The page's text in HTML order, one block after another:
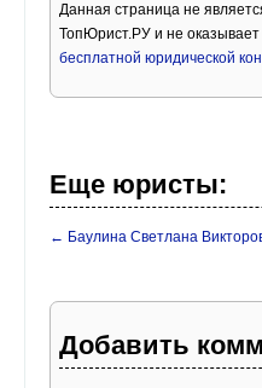
Данная страница не
ТопЮрист.РУ и не оказывает
бесплатной юридической
Еще юристы:
← Баулина Светлана
Добавить